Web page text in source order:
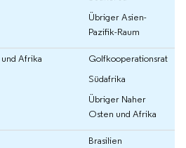
Übriger Asien-
Pazifik-Raum
Afrika
Golfkooperationsrat
Südafrika
Übriger Naher
Osten und Afrika
Brasilien